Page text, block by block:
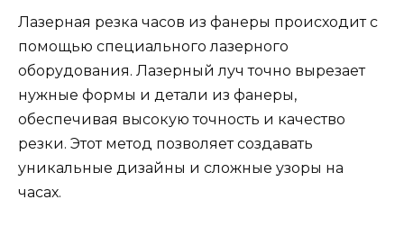
Лазерная резка часов из фанеры происходит с
помощью специального лазерного
оборудования. Лазерный луч точно вырезает
нужные формы и детали из фанеры,
обеспечивая высокую точность и качество
резки. Этот метод позволяет создавать
уникальные дизайны и сложные узоры на
часах.